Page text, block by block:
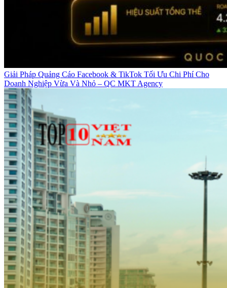
Giải Pháp Quảng Cáo Facebook & TikTok Tối Ưu Chi Phí Cho
Doanh Nghiệp Vừa Và Nhỏ – QC MKT Agency